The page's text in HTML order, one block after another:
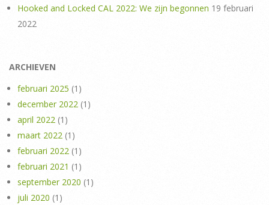
Hooked and Locked CAL 2022: We zijn begonnen 19 februari
2022
ARCHIEVEN
februari 2025 (1)
december 2022 (1)
april 2022 (1)
maart 2022 (1)
februari 2022 (1)
februari 2021 (1)
september 2020 (1)
juli 2020 (1)